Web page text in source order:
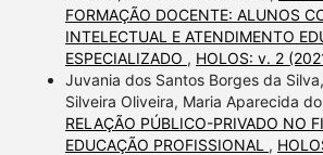
FORMAÇÃO DOCENTE: ALUNOS
INTELECTUAL E ATENDIMENTO
ESPECIALIZADO , HOLOS: v. 2
Juvania dos Santos Borges da
Silveira Oliveira, Maria Aparecida
RELAÇÃO PÚBLICO-PRIVADO NO
EDUCAÇÃO PROFISSIONAL ,